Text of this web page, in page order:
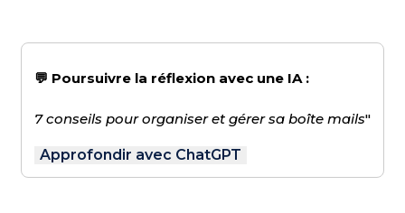
💬 Poursuivre la réflexion avec une IA :
7 conseils pour organiser et gérer sa boîte mails"
Approfondir avec ChatGPT